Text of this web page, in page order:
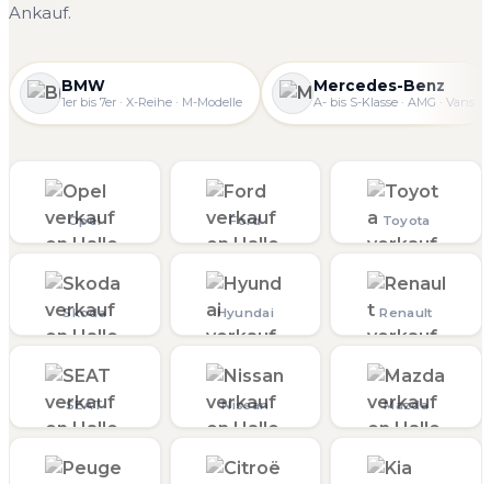
Ankauf.
BMW
1er bis 7er · X-Reihe · M-Modelle
Mercedes-Benz
A- bis S-Klasse · AMG · Vans
Opel Ford Toyota
Skoda Hyundai Renault
SEAT Nissan Mazda